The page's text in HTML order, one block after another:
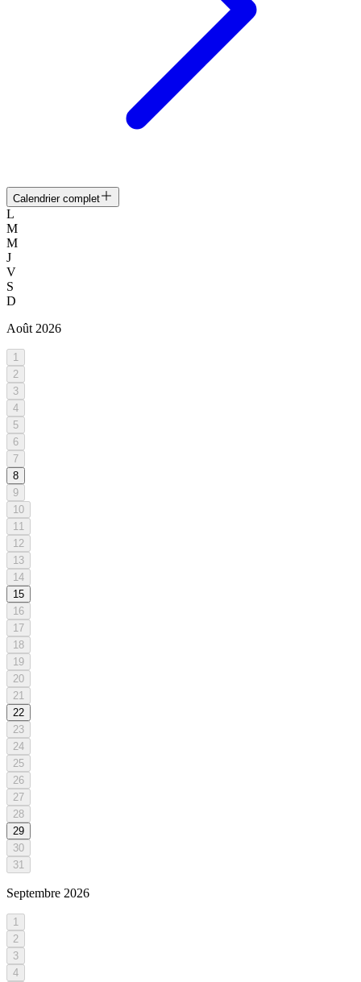
Calendrier complet
L
M
M
J
V
S
D
Août 2026
1
2
3
4
5
6
7
8
9
10
11
12
13
14
15
16
17
18
19
20
21
22
23
24
25
26
27
28
29
30
31
Septembre 2026
1
2
3
4